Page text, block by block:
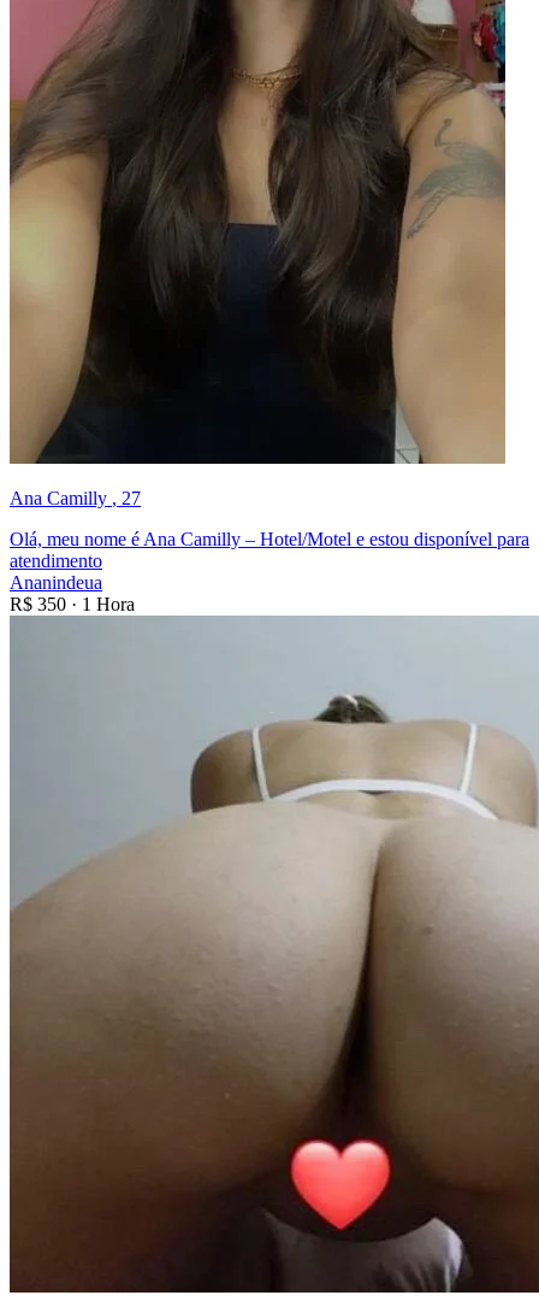
Ana Camilly , 27
Olá, meu nome é Ana Camilly – Hotel/Motel e estou disponível para
atendimento
Ananindeua
R$ 350 · 1 Hora